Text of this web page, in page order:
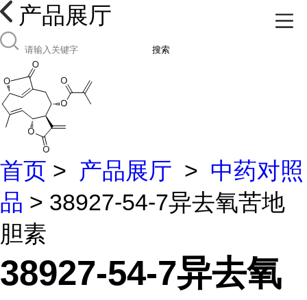
产品展厅
搜索
首页 > 产品展厅 > 中药对照
品 > 38927-54-7异去氧苦地
胆素
38927-54-7异去氧